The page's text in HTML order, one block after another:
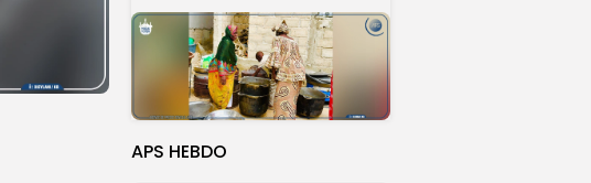
APS HEBDO